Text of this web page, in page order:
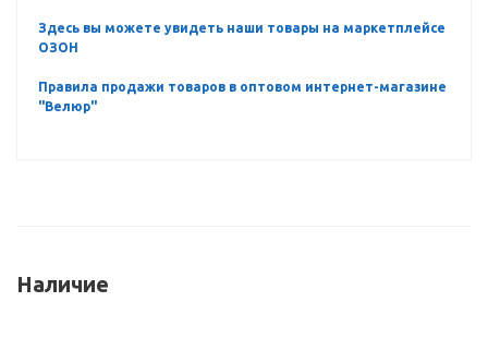
Здесь вы можете увидеть наши товары на маркетплейсе
ОЗОН
Правила продажи товаров в оптовом интернет-магазине
"Велюр"
Наличие